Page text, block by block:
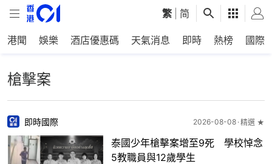
繁 简
港聞 娛樂 酒店優惠碼 天氣消息 即時 熱榜 國際
槍擊案
即時國際 2026-08-08 精選 ★
泰國少年槍擊案增至9死 學校悼念
5教職員與12歲學生